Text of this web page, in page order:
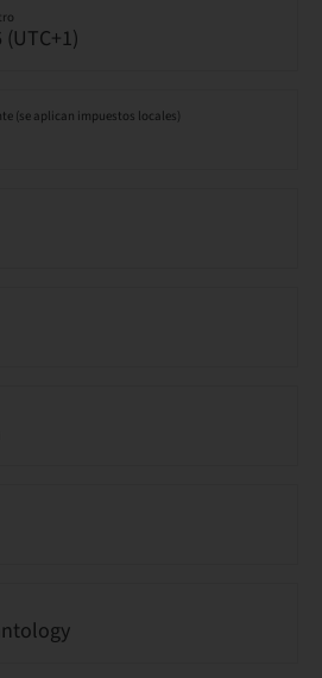
(se aplican impuestos locales)